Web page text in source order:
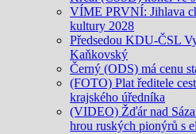
VÍME PRVNÍ: Jihlava
kultury 2028
Předsedou KDU-ČSL
Kaňkovský
Černý (ODS) má cenu
(FOTO) Plat ředitele
krajského úředníka
(VIDEO) Žďár nad
hrou ruských pionýrů s